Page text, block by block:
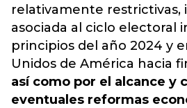
relativamente
asociada al ciclo electoral
principios del año 2024 y
Unidos de América hacia
así como por el alcance y
eventuales reformas